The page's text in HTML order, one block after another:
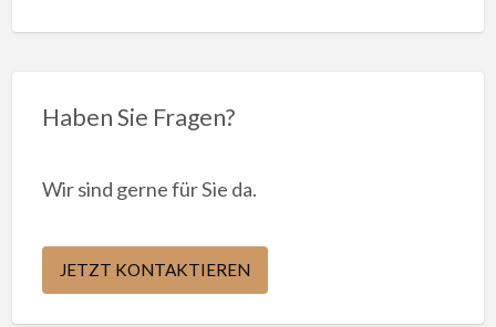
Haben Sie Fragen?
Wir sind gerne für Sie da.
JETZT KONTAKTIEREN